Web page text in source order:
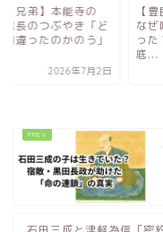
臣兄弟】本能寺の
信長のつぶやき「ど
違ったのかのう」
2026年7月2日
【
なぜ
っ
底...